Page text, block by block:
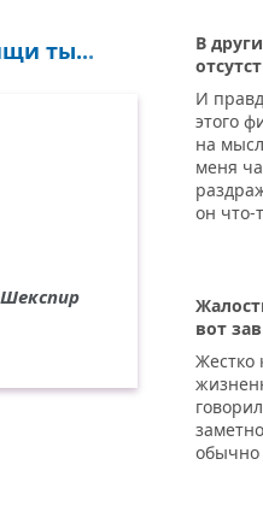
ты...
В
И
этого
на
меня
он что-
вот
Жестко
обычно